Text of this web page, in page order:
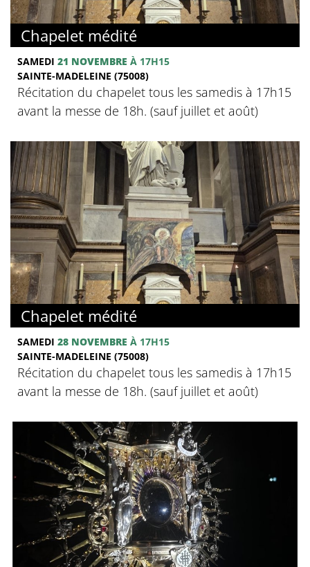
Chapelet médité
SAMEDI 21 NOVEMBRE À 17H15
SAINTE-MADELEINE (75008)
Récitation du chapelet tous les samedis à 17h15
avant la messe de 18h. (sauf juillet et août)
Chapelet médité
SAMEDI 28 NOVEMBRE À 17H15
SAINTE-MADELEINE (75008)
Récitation du chapelet tous les samedis à 17h15
avant la messe de 18h. (sauf juillet et août)